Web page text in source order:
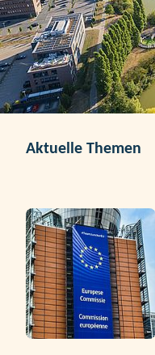
Aktuelle Themen